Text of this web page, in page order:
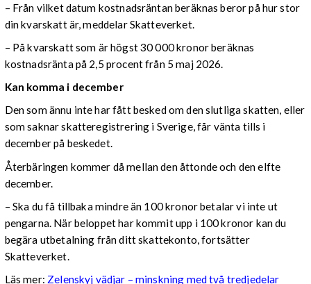
– Från vilket datum kostnadsräntan beräknas beror på hur stor
din kvarskatt är, meddelar Skatteverket.
– På kvarskatt som är högst 30 000 kronor beräknas
kostnadsränta på 2,5 procent från 5 maj 2026.
Kan komma i december
Den som ännu inte har fått besked om den slutliga skatten, eller
som saknar skatteregistrering i Sverige, får vänta tills i
december på beskedet.
Återbäringen kommer då mellan den åttonde och den elfte
december.
– Ska du få tillbaka mindre än 100 kronor betalar vi inte ut
pengarna. När beloppet har kommit upp i 100 kronor kan du
begära utbetalning från ditt skattekonto, fortsätter
Skatteverket.
Läs mer: Zelenskyj vädjar – minskning med två tredjedelar